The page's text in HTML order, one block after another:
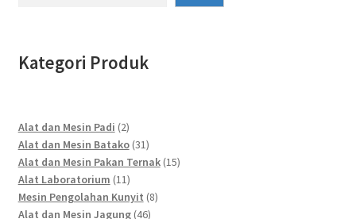
Kategori Produk
Alat dan Mesin Padi 22
products
Alat dan Mesin Batako 3131
products
Alat dan Mesin Pakan Ternak 1515
Alat Laboratorium 1111
products
Mesin Pengolahan Kunyit 88
Alat dan Mesin Jagung 4646